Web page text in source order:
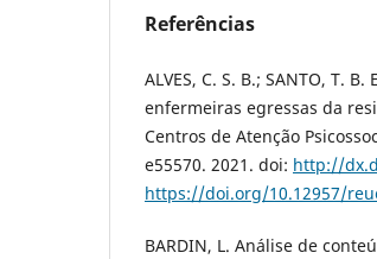
Referências
ALVES, C. S. B.; SANTO, T.
enfermeiras egressas da
Centros de Atenção
e55570. 2021. doi: http://
https://doi.org/10.12957/
BARDIN, L. Análise de